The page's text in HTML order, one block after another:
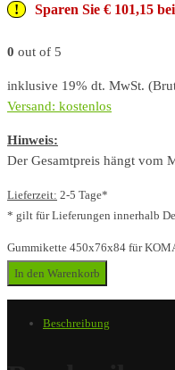
Sparen Sie € 101,15
0 out of 5
inklusive 19% dt. MwSt.
Versand: kostenlos
Hinweis:
Der Gesamtpreis hängt vom
Lieferzeit: 2-5 Tage*
* gilt für Lieferungen innerhalb
Gummikette 450x76x84 für
In den Warenkorb
Beschreibung